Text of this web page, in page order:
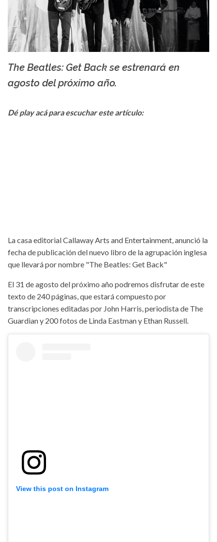
The Beatles: Get Back se estrenará en
agosto del próximo año.
Dé play acá para escuchar este artículo:
La casa editorial Callaway Arts and Entertainment, anunció la
fecha de publicación del nuevo libro de la agrupación inglesa
que llevará por nombre "The Beatles: Get Back"
El 31 de agosto del próximo año podremos disfrutar de este
texto de 240 páginas, que estará compuesto por
transcripciones editadas por John Harris, periodista de The
Guardian y 200 fotos de Linda Eastman y Ethan Russell.
View this post on Instagram